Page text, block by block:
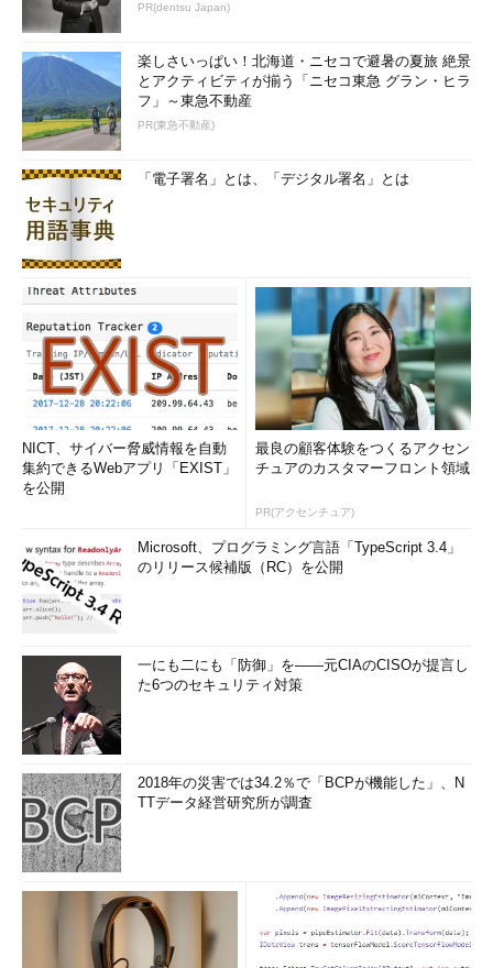
PR(dentsu Japan)
楽しさいっぱい！北海道・ニセコで避暑の夏旅 絶景
とアクティビティが揃う「ニセコ東急 グラン・ヒラ
フ」～東急不動産
PR(東急不動産)
「電子署名」とは、「デジタル署名」とは
NICT、サイバー脅威情報を自動
集約できるWebアプリ「EXIST」
を公開
最良の顧客体験をつくるアクセン
チュアのカスタマーフロント領域
PR(アクセンチュア)
Microsoft、プログラミング言語「TypeScript 3.4」
のリリース候補版（RC）を公開
一にも二にも「防御」を――元CIAのCISOが提言し
た6つのセキュリティ対策
2018年の災害では34.2％で「BCPが機能した」、N
TTデータ経営研究所が調査